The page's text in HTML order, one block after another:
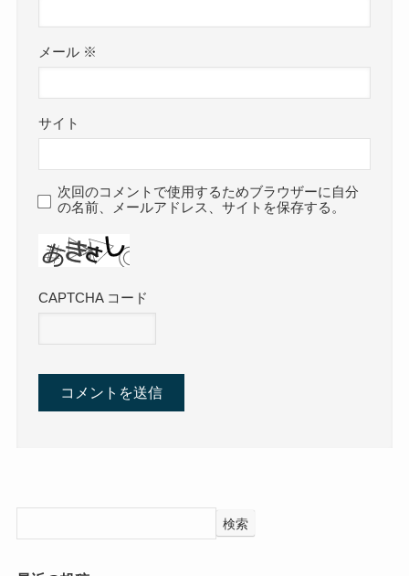
メール ※
サイト
次回のコメントで使用するためブラウザーに自分
の名前、メールアドレス、サイトを保存する。
CAPTCHA コード
検索